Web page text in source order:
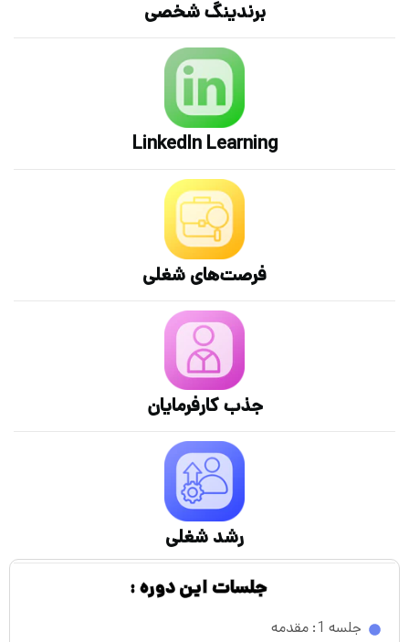
برندینگ شخصی
LinkedIn Learning
فرصت‌های شغلی
جذب کارفرمایان
رشد شغلی
جلسات این دوره :
جلسه 1: مقدمه